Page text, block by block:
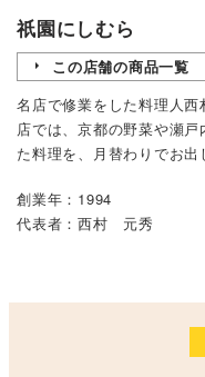
祇園にしむら
この店舗の商品一覧
名店で修業をした料理人
店では、京都の野菜や瀬
た料理を、月替わりでお出
創業年：1994
代表者：西村 元秀